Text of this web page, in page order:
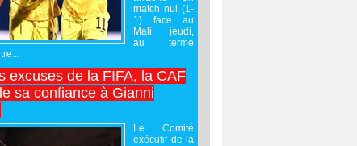
match nul (1-
1) face au
Mali, jeudi,
au terme
excuses de la FIFA, la CAF
sa confiance à Gianni
Le Comité
exécutif de la